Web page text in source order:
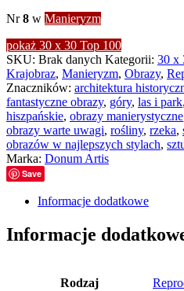
Nr8 w Manieryzm
pokaż 30 x 30 Top 100
SKU: Brak danych Kategorii: 30 x
Krajobraz, Manieryzm, Obrazy,
Znaczników: architektura
fantastyczne obrazy, góry, las i park,
hiszpańskie, obrazy manierystyczne
obrazy warte uwagi, rośliny, rzeka,
obrazów w najlepszych stylach,
Marka: Donum Artis
Save
Informacje dodatkowe
Informacje
Rodzaj